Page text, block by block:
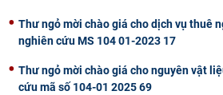
Thư ngỏ mời chào giá cho dịch vụ thuê
nghiên cứu MS 104 01-2023 17
Thư ngỏ mời chào giá cho nguyên vật
cứu mã số 104-01 2025 69